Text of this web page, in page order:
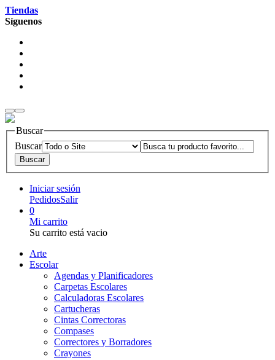
Tiendas
Síguenos
Buscar
Buscar
Iniciar sesión
PedidosSalir
0
Mi carrito
Su carrito está vacio
Arte
Escolar
Agendas y Planificadores
Carpetas Escolares
Calculadoras Escolares
Cartucheras
Cintas Correctoras
Compases
Correctores y Borradores
Crayones